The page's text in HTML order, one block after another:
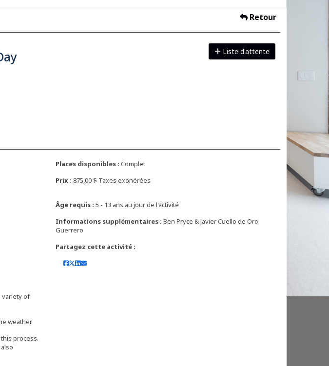
Retour
Liste d'attente
variety of
weather.
process.
Places disponibles : Complet
Prix : 875,00 $ Taxes exonérées
Âge requis : 5 - 13 ans au jour de l'activité
Informations supplémentaires : Ben Pryce & Javier Cuello de Oro
Guerrero
Partagez cette activité :